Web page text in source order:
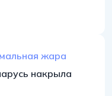
накрыла